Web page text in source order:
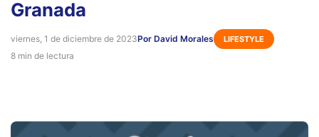
Granada
viernes, 1 de diciembre de 2023Por David Morales LIFESTYLE
8 min de lectura